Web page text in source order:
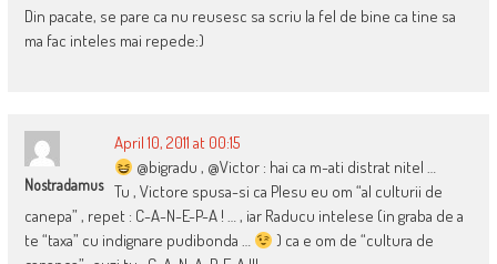
Din pacate, se pare ca nu reusesc sa scriu la fel de bine ca tine sa
ma fac inteles mai repede:)
Nostradamus
April 10, 2011 at 00:15
@bigradu , @Victor : hai ca m-ati distrat nitel …
Tu , Victore spusa-si ca Plesu eu om “al culturii de
canepa” , repet : C-A-N-E-P-A ! … , iar Raducu intelese (in graba de a
te “taxa” cu indignare pudibonda …
) ca e om de “cultura de